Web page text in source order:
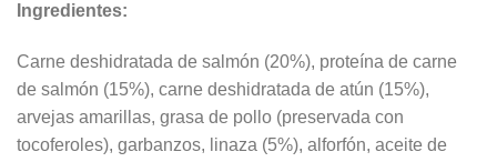
Ingredientes:
Carne deshidratada de salmón (20%), proteína de carne
de salmón (15%), carne deshidratada de atún (15%),
arvejas amarillas, grasa de pollo (preservada con
tocoferoles), garbanzos, linaza (5%), alforfón, aceite de